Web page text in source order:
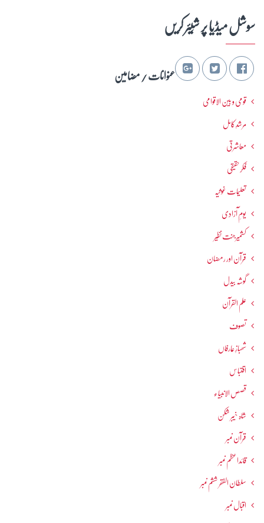
سوشل میڈیا پر شِیئر کریں
عنوانات / مضامین
قومی و بین الاقوامی
مرشدِ کامل
معاشرتی
فکرحقیقی
تعلیمات غوثیہ
یومِ آزادی
کشمیرجنت نظیر
قرآن اور رمضان
گوشہ بیدل
علم القرآن
تصوف
شھبازِ عارفاں
اقتباس
قصص الانبیاء
شاہ خیبر شکن
قرآن نمبر
قائداعظم نمبر
سلطان الفقر ششم نمبر
اقبال نمبر